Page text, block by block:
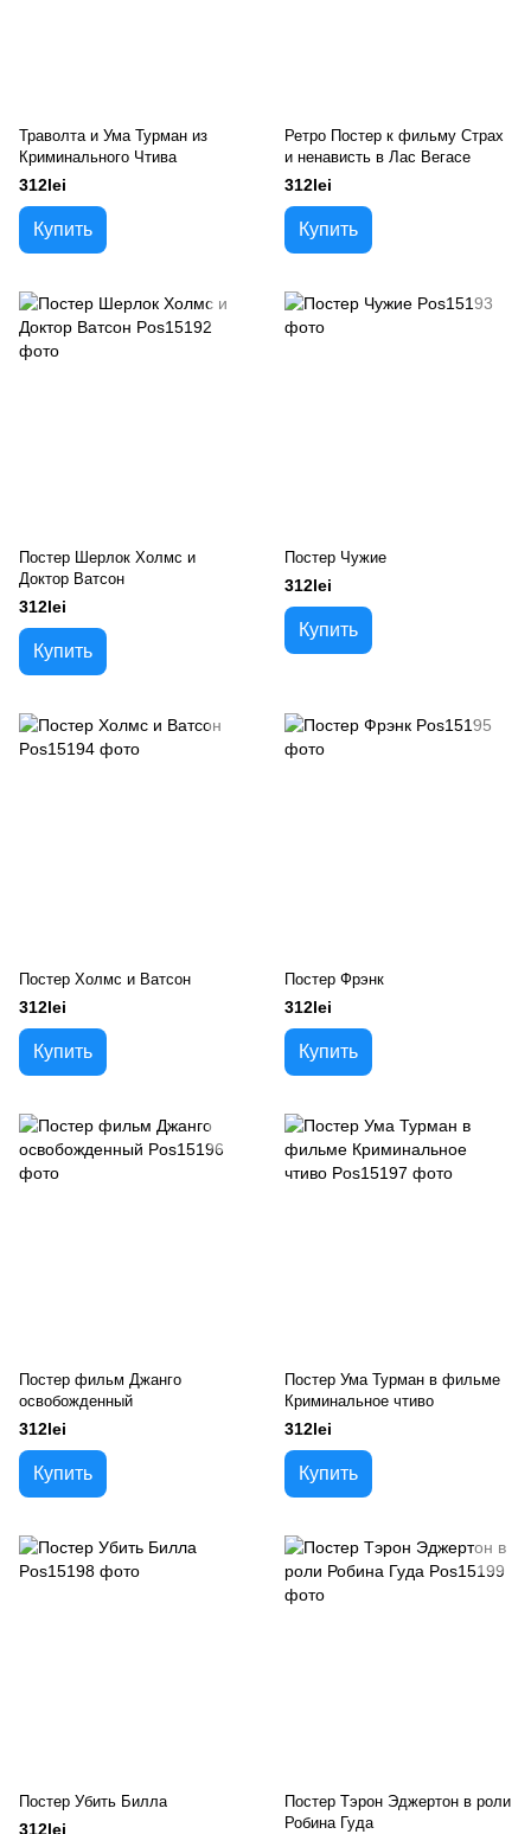
Траволта и Ума Турман из
Криминального Чтива
312lei
Купить
Ретро Постер к фильму Страх
и ненависть в Лас Вегасе
312lei
Купить
Постер Шерлок Холмс и
Доктор Ватсон
312lei
Купить
Постер Чужие
312lei
Купить
Постер Холмс и Ватсон
312lei
Купить
Постер Фрэнк
312lei
Купить
Постер фильм Джанго
освобожденный
312lei
Купить
Постер Ума Турман в фильме
Криминальное чтиво
312lei
Купить
Постер Убить Билла
312lei
Постер Тэрон Эджертон в роли
Робина Гуда